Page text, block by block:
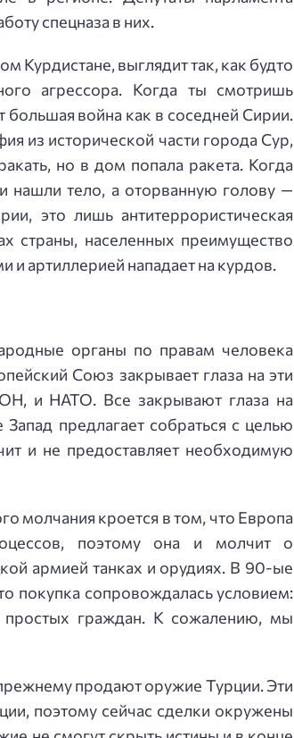
спецназа в них.
Курдистане, выглядит так, как будто
агрессора. Когда ты смотришь
большая война как в соседней Сирии.
из исторической части города Сур,
но в дом попала ракета. Когда
тело, а оторванную голову —
это лишь антитеррористическая
страны, населенных преимущество
и артиллерией нападает на курдов.
органы по правам человека
Союз закрывает глаза на эти
и НАТО. Все закрывают глаза на
предлагает собраться с целью
и не предоставляет необходимую
молчания кроется в том, что Европа
поэтому она и молчит о
армией танках и орудиях. В 90-ые
покупка сопровождалась условием:
простых граждан. К сожалению, мы
продают оружие Турции. Эти
поэтому сейчас сделки окружены